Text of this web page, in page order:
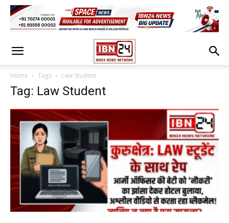
Home Tags Law Student
Tag: Law Student